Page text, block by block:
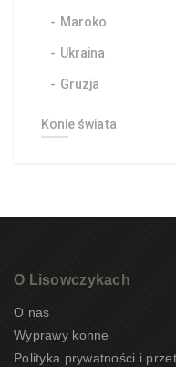
Maroko
Ukraina
Gruzja
Konie świata
O Lisowczykach
O nas
Wyprawy konne
Polityka prywatności i